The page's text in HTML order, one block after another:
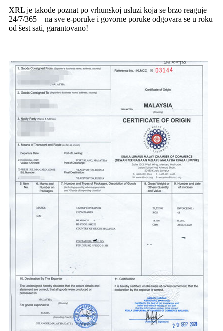
XRL je takođe poznat po vrhunskoj usluzi koja se brzo reaguje
24/7/365 – na sve e-poruke i govorne poruke odgovara se u roku
od šest sati, garantovano!